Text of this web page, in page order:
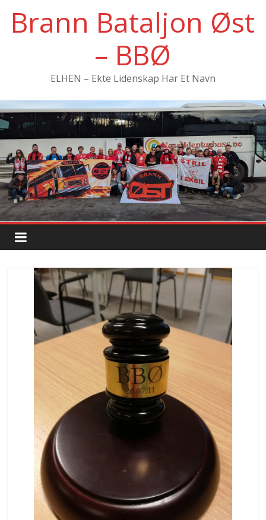
innholdet
Brann Bataljon Øst
– BBØ
ELHEN – Ekte Lidenskap Har Et Navn